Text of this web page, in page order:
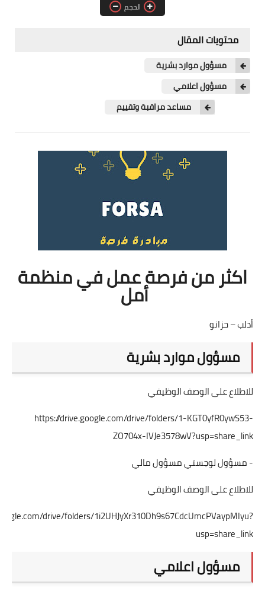
فرص عمل في العراقالحجم
محتويات المقال
مسؤول موارد بشرية
مسؤول اعلامي
مساعد مراقبة وتقييم
اكثر من فرصة عمل في منظمة
أمل
أدلب – حزانو
مسؤول موارد بشرية
للاطلاع على الوصف الوظيفي
https://drive.google.com/drive/folders/1-KGT0yfR0ywS53-
ZO704x-IVJe3578wV?usp=share_link
- مسؤول لوجستي مسؤول مالي
للاطلاع على الوصف الوظيفي
drive/folders/1i2UHJyXr310Dh9s67CdcUmcPVaypMIyu?
usp=share_link
مسؤول اعلامي